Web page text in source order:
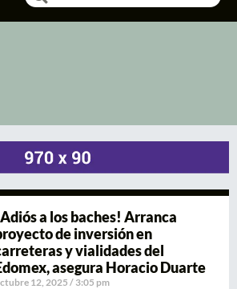
a los baches! Arranca
de inversión en
y vialidades del
asegura Horacio Duarte
12, 2025 3:05 pm